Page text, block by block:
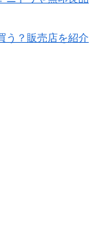
う？販売店を紹介